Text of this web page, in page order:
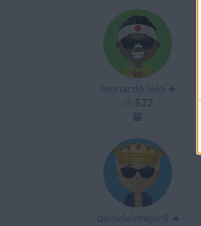
leonardo.lolo
danielelmejor8